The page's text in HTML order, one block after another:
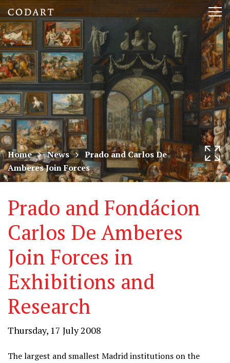
CODART,
Dutch
and
Flemish
art
in
museums
worldwide
Home News
Prado and Carlos De
Amberes Join Forces
Prado and Fondácion
Carlos De Amberes
Join Forces in
Exhibitions and
Research
Thursday, 17 July 2008
The largest and smallest Madrid institutions on the